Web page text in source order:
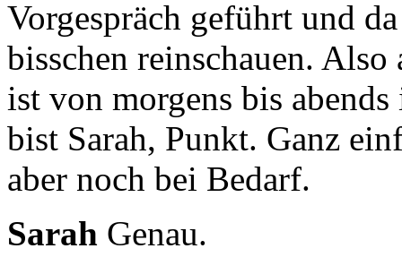
Vorgespräch geführt und
bisschen reinschauen. Also
ist von morgens bis
bist Sarah, Punkt. Ganz
aber noch bei Bedarf.
Sarah Genau.